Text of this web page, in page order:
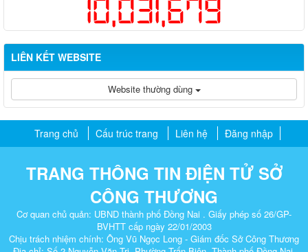
10,031,679
LIÊN KẾT WEBSITE
Website thường dùng
Trang chủ Cấu trúc trang Liên hệ Đăng nhập
TRANG THÔNG TIN ĐIỆN TỬ SỞ
CÔNG THƯƠNG
Cơ quan chủ quản: UBND thành phố Đồng Nai . Giấy phép số 26/GP-
BVHTT cấp ngày 22/01/2003
Chịu trách nhiệm chính: Ông Vũ Ngọc Long - Giám đốc Sở Công Thương